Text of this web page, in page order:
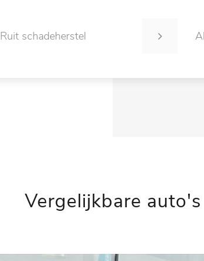
Ruit schadeherstel
Vergelijkbare auto's